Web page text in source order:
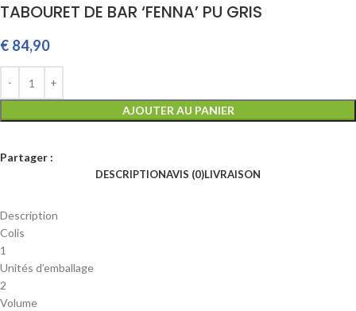
TABOURET DE BAR ‘FENNA’ PU GRIS
€ 84,90
AJOUTER AU PANIER
Partager :
DESCRIPTIONAVIS (0)LIVRAISON
Description
Colis
1
Unités d’emballage
2
Volume